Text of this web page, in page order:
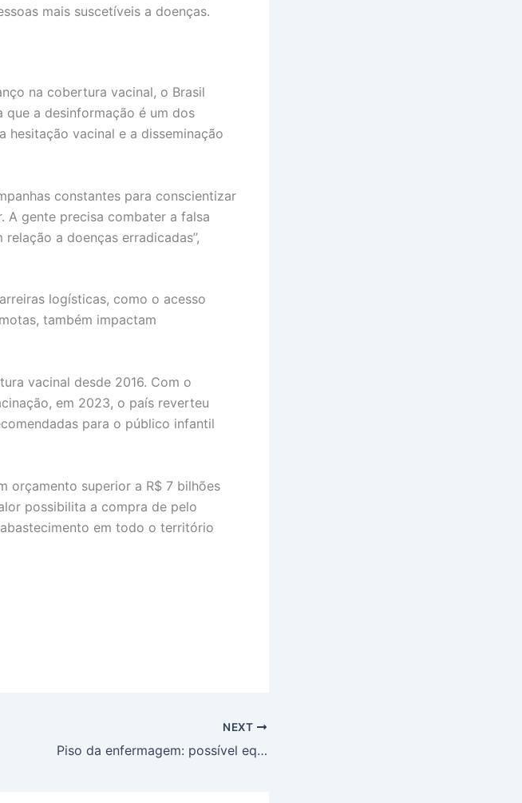
mais suscetíveis a doenças.
na cobertura vacinal, o Brasil
que a desinformação é um dos
hesitação vacinal e a disseminação
constantes para conscientizar
A gente precisa combater a falsa
a doenças erradicadas”,
logísticas, como o acesso
também impactam
vacinal desde 2016. Com o
em 2023, o país reverteu
para o público infantil
orçamento superior a R$ 7 bilhões
possibilita a compra de pelo
em todo o território
NEXT
Piso da enfermagem: possível equiparação salarial entre auxiliares e técnicos causa pouco impacto financeiro, defende Cofen